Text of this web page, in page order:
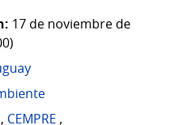
17 de noviembre de
, CEMPRE ,